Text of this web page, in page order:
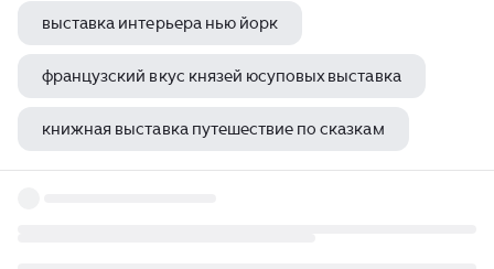
выставка интерьера нью йорк
французский вкус князей юсуповых выставка
книжная выставка путешествие по сказкам